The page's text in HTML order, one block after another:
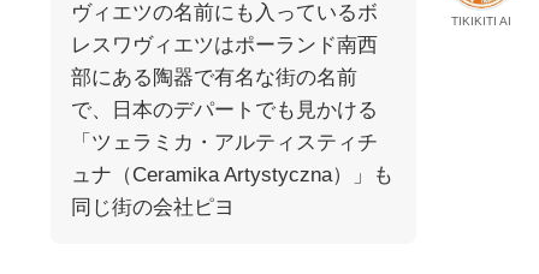
TIKIKITI AI
ヴィエツの名前にも入っているボ
レスワヴィエツはポーランド南西
部にある陶器で有名な街の名前
で、日本のデパートでも見かける
「ツェラミカ・アルティスティチ
ュナ（Ceramika Artystyczna）」も
同じ街の会社ピヨ